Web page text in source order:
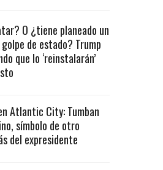
O ¿tiene planeado un
de estado? Trump
que lo ‘reinstalarán’
Atlantic City: Tumban
símbolo de otro
del expresidente